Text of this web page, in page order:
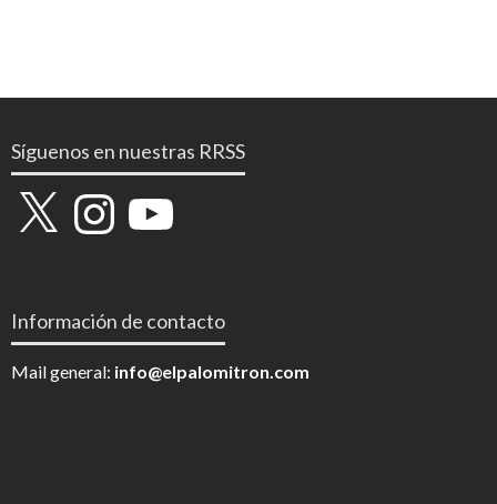
Síguenos en nuestras RRSS
X InstagramYouTube
Información de contacto
Mail general: info@elpalomitron.com